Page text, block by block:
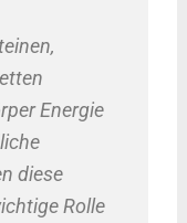
Energie
diese
Rolle